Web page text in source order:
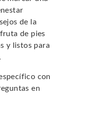
de la
de pies
y listos para
con
en